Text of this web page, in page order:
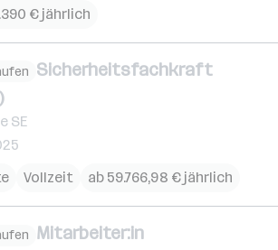
€ jährlich
Sicherheitsfachkraft
SE
Vollzeit ab 59.766,98 € jährlich
Mitarbeiter:in